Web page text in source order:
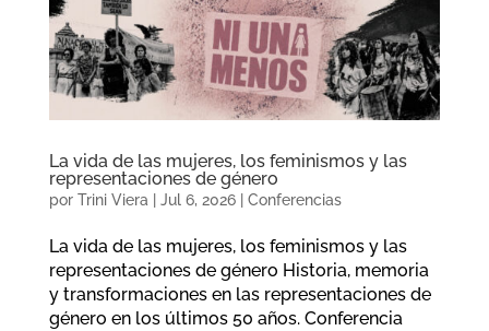
La vida de las mujeres, los feminismos y las
representaciones de género
por Trini Viera Jul 6, 2026| Conferencias
La vida de las mujeres, los feminismos y las
representaciones de género Historia, memoria
y transformaciones en las representaciones de
género en los últimos 50 años. Conferencia